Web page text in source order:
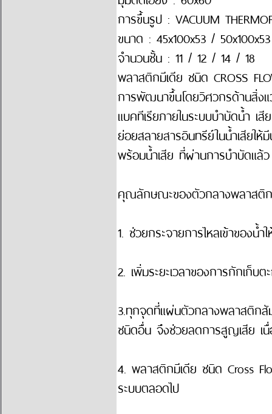
การขึ้นรูป : VACUUM
ขนาด : 45x100x53 / 50x100x53
จำนวนชั้น : 11 / 12 / 14 / 18
พลาสติกมีเดีย ชนิด CROSS
การพัฒนาขึ้นโดยวิศวกรด้านสิ่ง
แบคทีเรียภายในระบบบำบัดน้ำ เ
ย่อยสลายสารอินทรีย์ในน้ำเสียใ
พร้อมน้ำเสีย ที่ผ่านการบำบัดแล้ว
คุณลักษณะของตัวกลางพลาสติก
1. ช่วยกระจายการไหลเข้าของน้
2. เพิ่มระยะเวลาของการกักเก็บ
3.ทุกจุดที่แผ่นตัวกลางพลาสติก
ชนิดอื่น จึงช่วยลดการสูญเสีย เ
4. พลาสติกมีเดีย ชนิด Cross
ระบบตลอดไป